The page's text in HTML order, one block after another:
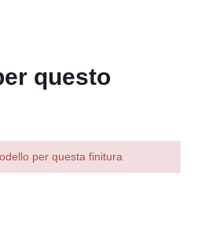
questo
per questa finitura